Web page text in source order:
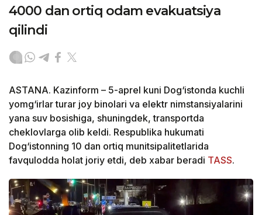
4000 dan ortiq odam evakuatsiya
qilindi
ASTANA. Kazinform – 5-aprel kuni Dog‘istonda kuchli
yomg‘irlar turar joy binolari va elektr nimstansiyalarini
yana suv bosishiga, shuningdek, transportda
cheklovlarga olib keldi. Respublika hukumati
Dog‘istonning 10 dan ortiq munitsipalitetlarida
favqulodda holat joriy etdi, deb xabar beradi TASS.